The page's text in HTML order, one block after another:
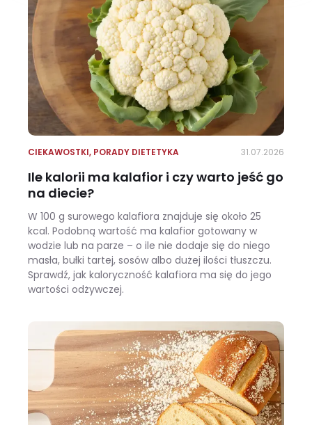
CIEKAWOSTKI, PORADY DIETETYKA 31.07.2026
Ile kalorii ma kalafior i czy warto jeść go
na diecie?
W 100 g surowego kalafiora znajduje się około 25
kcal. Podobną wartość ma kalafior gotowany w
wodzie lub na parze – o ile nie dodaje się do niego
masła, bułki tartej, sosów albo dużej ilości tłuszczu.
Sprawdź, jak kaloryczność kalafiora ma się do jego
wartości odżywczej.